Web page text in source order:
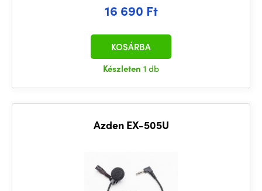
16 690 Ft
Készleten 1 db
KOSÁRBA
Azden EX-505U